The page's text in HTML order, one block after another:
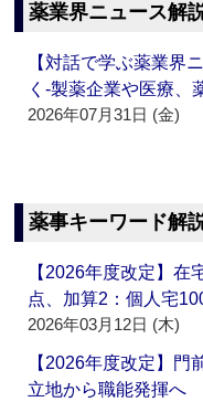
薬業界ニュース解
【対話で学ぶ薬業界
く‐製薬企業や医療
2026年07月31日 (金)
薬事キーワード解
【2026年度改定】
点、加算2：個人宅
2026年03月12日 (木)
【2026年度改定】
立地から職能発揮へ